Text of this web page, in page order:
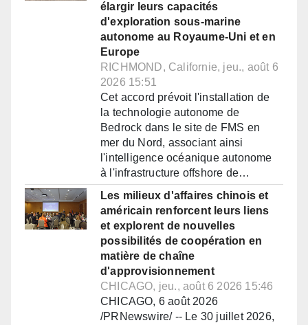
élargir leurs capacités
d'exploration sous-marine
autonome au Royaume-Uni et en
Europe
RICHMOND, Californie, jeu., août 6
2026 15:51
Cet accord prévoit l'installation de
la technologie autonome de
Bedrock dans le site de FMS en
mer du Nord, associant ainsi
l'intelligence océanique autonome
à l'infrastructure offshore de…
Les milieux d'affaires chinois et
américain renforcent leurs liens
et explorent de nouvelles
possibilités de coopération en
matière de chaîne
d'approvisionnement
CHICAGO, jeu., août 6 2026 15:46
CHICAGO, 6 août 2026
/PRNewswire/ -- Le 30 juillet 2026,